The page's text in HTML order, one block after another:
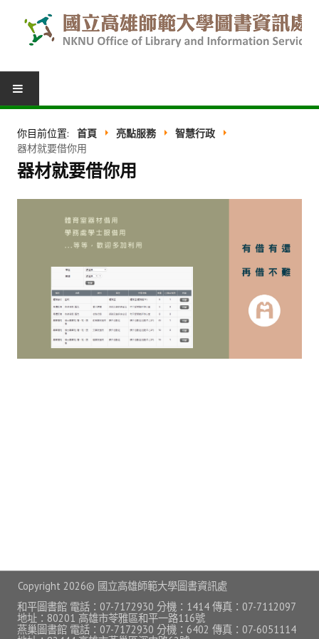
我的圖書館
圖書推薦
館際合作
表單下載
活動報名
常見問題
校園軟體
校園授權軟體
常用自由軟體/免費軟體
你目前位置: 首頁 亮點服務
智慧行政
器材就要借你用
器材就要借你用
Copyright 2026© 國立高雄師範大學圖書資訊處
和平圖書館 電話：07-7172930 分機：1414 傳真：07-7112097
地址：80201 高雄市苓雅區和平一路116號
燕巢圖書館 電話：07-7172930 分機：6402 傳真：07-6051114